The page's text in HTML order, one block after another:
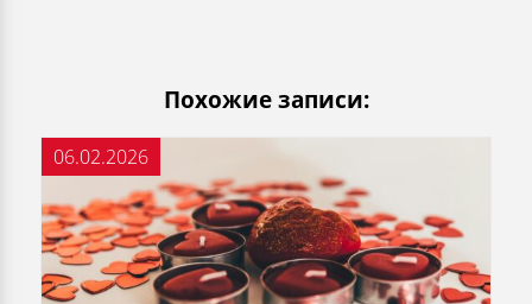
Похожие записи:
06.02.2026